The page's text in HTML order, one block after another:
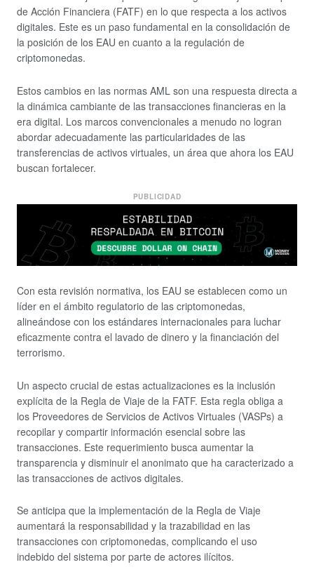
de Acción Financiera (FATF) en lo que respecta a los activos
digitales. Este es un paso fundamental en la consolidación de
la posición de los EAU en cuanto a la regulación de
criptomonedas.
Estos cambios en las normas AML son una respuesta directa a
la dinámica cambiante de las transacciones financieras en la
era digital. Los marcos convencionales a menudo no logran
abordar adecuadamente las particularidades de las
transferencias de activos virtuales, un área que ahora los EAU
buscan fortalecer.
PUBLICIDAD
Con esta revisión normativa, los EAU se establecen como un
líder en el ámbito regulatorio de las criptomonedas,
alineándose con los estándares internacionales para luchar
eficazmente contra el lavado de dinero y la financiación del
terrorismo.
Un aspecto crucial de estas actualizaciones es la inclusión
explícita de la Regla de Viaje de la FATF. Esta regla obliga a
los Proveedores de Servicios de Activos Virtuales (VASPs) a
recopilar y compartir información esencial sobre las
transacciones. Este requerimiento busca aumentar la
transparencia y disminuir el anonimato que ha caracterizado a
las transacciones de activos digitales.
Se anticipa que la implementación de la Regla de Viaje
aumentará la responsabilidad y la trazabilidad en las
transacciones con criptomonedas, complicando el uso
indebido del sistema por parte de actores ilícitos.